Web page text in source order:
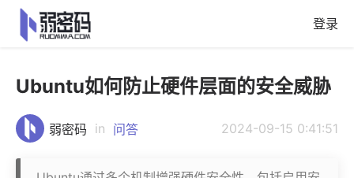
登录
Ubuntu如何防止硬件层面的安全威胁
弱密码 in 问答 2024-09-15 0:41:51